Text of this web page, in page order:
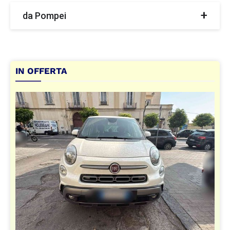
uscita Torre del Greco , poi indcazione Via
da Pompei
Nazionale 208
IN OFFERTA